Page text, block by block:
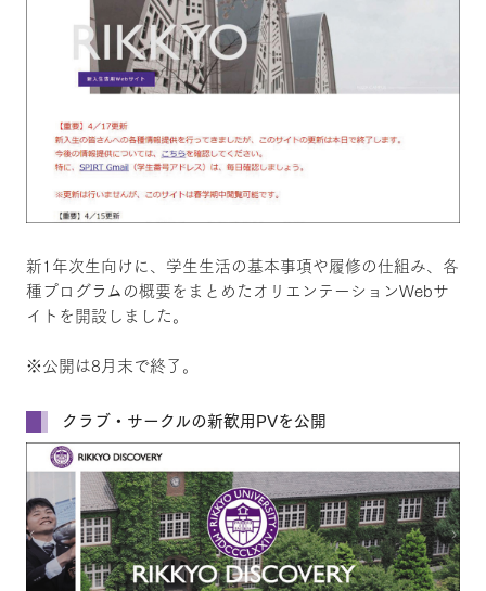
新1年次生向けに、学生生活の基本事項や履修の仕組み、各
種プログラムの概要をまとめたオリエンテーションWebサ
イトを開設しました。
※公開は8月末で終了。
クラブ・サークルの新歓用PVを公開